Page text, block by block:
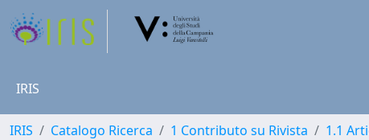
IRIS
IRIS Catalogo Ricerca 1 Contributo su Rivista 1.1